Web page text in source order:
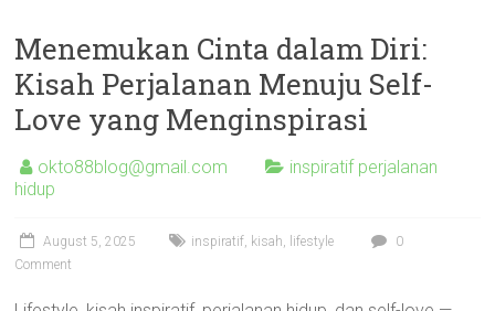
Menemukan Cinta dalam Diri:
Kisah Perjalanan Menuju Self-
Love yang Menginspirasi
okto88blog@gmail.com
inspiratif perjalanan
hidup
August 5, 2025 inspiratif, kisah, lifestyle
0
Comment